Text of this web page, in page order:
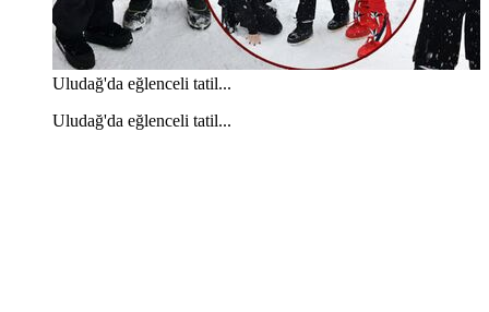
Uludağ'da eğlenceli tatil...
Uludağ'da eğlenceli tatil...